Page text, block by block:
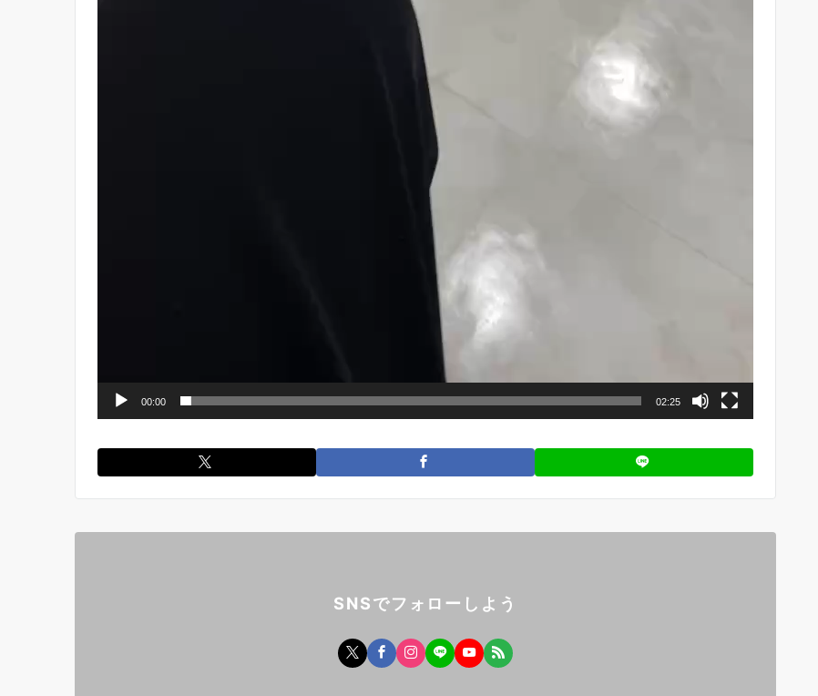
00:00 02:25
SNSでフォローしよう
沙織先生は、２０代～９０代までの生
す」「敷居が高そうな社交ダンスを身
近に感じてもらいたい」「ダンスで健
康寿命を延ばす」をモットーに教えら
すので”競技志向で頑張りたい！”とい